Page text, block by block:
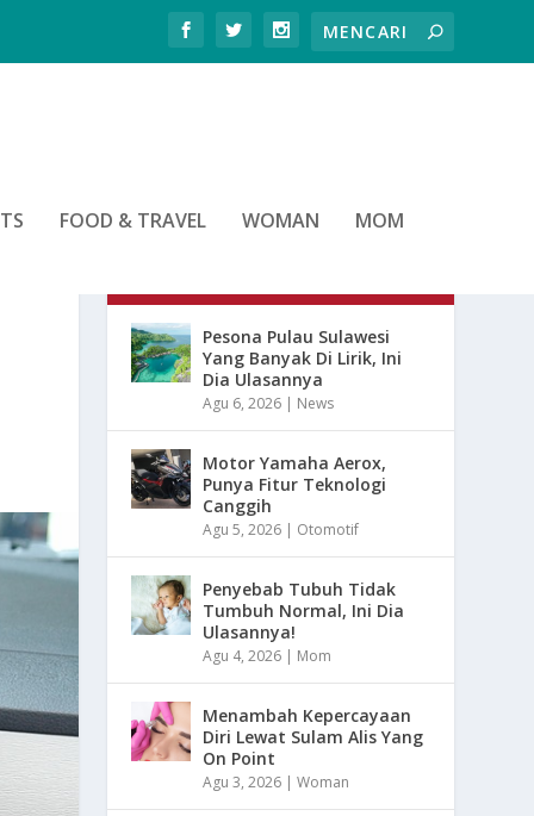
FOOD & TRAVEL WOMAN MOM
Pesona Pulau Sulawesi
Yang Banyak Di Lirik, Ini
Dia Ulasannya
Agu 6, 2026 | News
Motor Yamaha Aerox,
Punya Fitur Teknologi
Canggih
Agu 5, 2026 | Otomotif
Penyebab Tubuh Tidak
Tumbuh Normal, Ini Dia
Ulasannya!
Agu 4, 2026 | Mom
Menambah Kepercayaan
Diri Lewat Sulam Alis Yang
On Point
Agu 3, 2026 |Woman